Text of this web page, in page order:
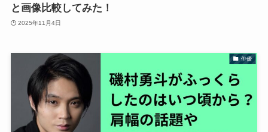
と画像比較してみた！
2025年11月4日
俳優